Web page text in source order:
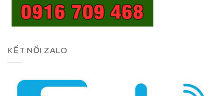
KẾT NỐI ZALO